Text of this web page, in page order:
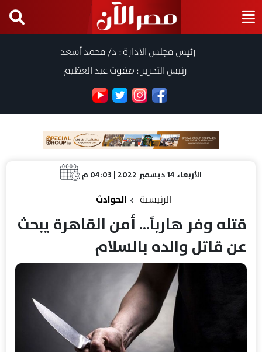
رئيس مجلس الادارة : د/ محمد أسعد
رئيس التحرير : صفوت عبد العظيم
الأربعاء 14 ديسمبر 2022 | 04:03 م
الرئيسية الحوادث
قتله وفر هارباً... أمن القاهرة يبحث
عن قاتل والده بالسلام